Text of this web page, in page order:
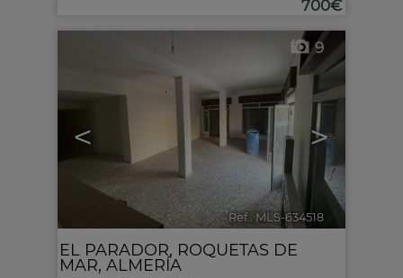
700€
< >
9
Ref.. MLS-634518
EL PARADOR, ROQUETAS DE
MAR, ALMERÍA